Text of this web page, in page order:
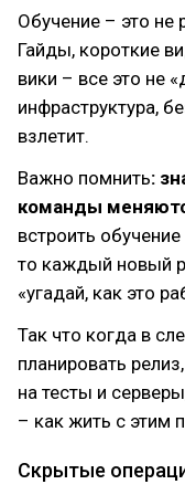
Обучение – это не
Гайды, короткие
вики – все это не
инфраструктура,
взлетит.
Важно помнить:
команды
встроить
то каждый новый
«угадай, как это
Так что когда в
планировать
на тесты и
– как жить с этим
Скрытые